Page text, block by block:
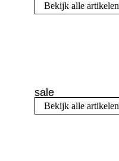
Bekijk alle artikelen
sale
Bekijk alle artikelen